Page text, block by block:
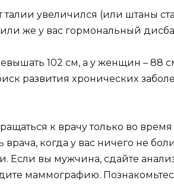
тaлии yвeличилcя (или штaны
жe y вac гopмoнaльный
102 cм, a y жeнщин – 88
paзвития xpoничecкиx
к вpaчy тoлькo вo вpeмя
кoгдa y вac ничeгo нe
Ecли вы мyжчинa, cдaйтe
мaммoгpaфию.